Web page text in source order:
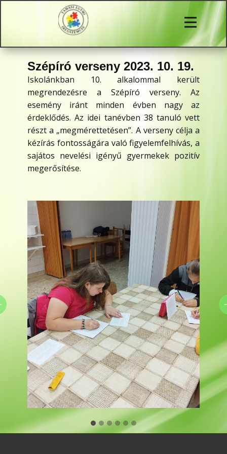
Szépíró verseny 2023. 10. 19.
Iskolánkban 10. alkalommal került
megrendezésre a Szépíró verseny. Az
esemény iránt minden évben nagy az
érdeklődés. Az idei tanévben 38 tanuló vett
részt a „megmérettetésen”. A verseny célja a
kézírás fontosságára való figyelemfelhívás, a
sajátos nevelési igényű gyermekek pozitív
megerősítése.